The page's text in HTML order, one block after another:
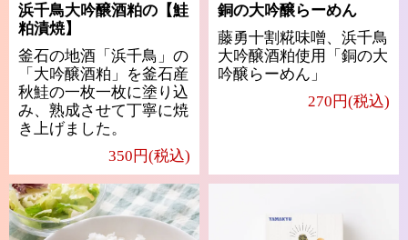
浜千鳥大吟醸酒粕の【鮭
粕漬焼】
釜石の地酒「浜千鳥」の
「大吟醸酒粕」を釜石産
秋鮭の一枚一枚に塗り込
み、熟成させて丁寧に焼
き上げました。
350円(税込)
銅の大吟醸らーめん
藤勇十割糀味噌、浜千鳥
大吟醸酒粕使用「銅の大
吟醸らーめん」
270円(税込)